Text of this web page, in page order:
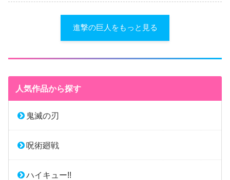
進撃の巨人をもっと見る
人気作品から探す
鬼滅の刃
呪術廻戦
ハイキュー!!